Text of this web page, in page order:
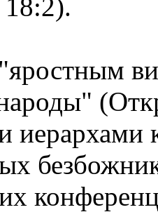
иерархами